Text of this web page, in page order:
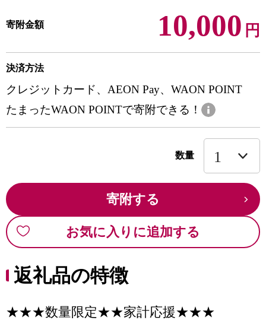
寄附金額 10,000 円
決済方法
クレジットカード、AEON Pay、WAON POINT
たまったWAON POINTで寄附できる！
数量
寄附する
お気に入りに追加する
返礼品の特徴
★★★数量限定★★家計応援★★★